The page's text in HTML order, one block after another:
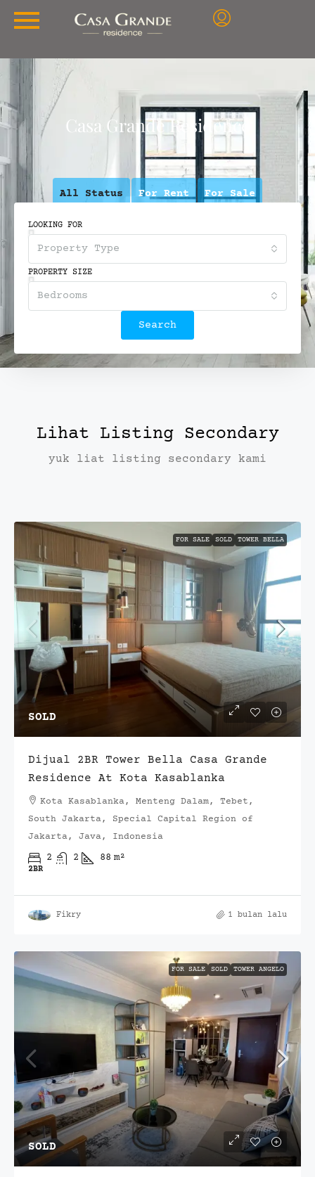
Casa Grande Residence
All Status For Rent For Sale
LOOKING FOR
Property Type
PROPERTY SIZE
Bedrooms
Search
Lihat Listing Secondary
yuk liat listing secondary kami
FOR SALE SOLD TOWER BELLA
SOLD
Dijual 2BR Tower Bella Casa Grande
Residence At Kota Kasablanka
Kota Kasablanka, Menteng Dalam, Tebet,
South Jakarta, Special Capital Region of
Jakarta, Java, Indonesia
2 2 88 m²
2BR
Fikry 1 bulan lalu
FOR SALE SOLD TOWER ANGELO
SOLD